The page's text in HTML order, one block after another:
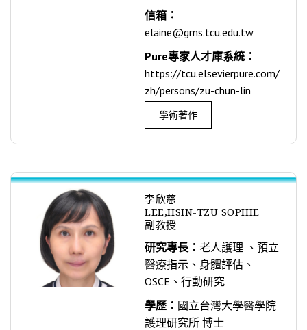
信箱：
elaine@gms.tcu.edu.tw
Pure專家人才庫系統：
https://tcu.elsevierpure.com/
zh/persons/zu-chun-lin
學術著作
李欣慈
LEE,HSIN-TZU SOPHIE
副教授
研究專長： 老人護理 、預立
醫療指示、身體評估、
OSCE、行動研究
學歷： 國立台灣大學醫學院
護理研究所 博士